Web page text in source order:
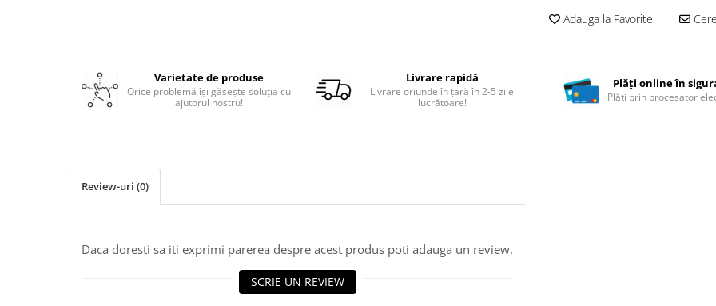
Cărămidă refractară
Mortar & chit pentru grătar
Adauga la Favorite
Varietate de produse
Orice problemă își găsește soluția cu
ajutorul nostru!
Livrare rapidă
Livrare oriunde în țară în 2-5 zile
lucrătoare!
Plăți online în
Plăți prin procesator
Review-uri (0)
Daca doresti sa iti exprimi parerea despre acest produs poti adauga un review.
SCRIE UN REVIEW